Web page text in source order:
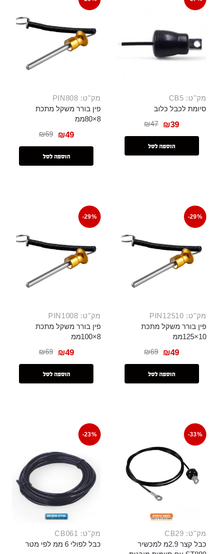
מק"ט: CB5
סיומת לכבל כלוב
₪47 ₪39
הוספה לסל
מק"ט: PIN808
פין בורר משקל מתכת
8×80ממ
₪69 ₪49
הוספה לסל
-29%
מק"ט: PIN12510
פין בורר משקל מתכת
10×125ממ
₪69 ₪49
הוספה לסל
-29%
מק"ט: PIN1008
פין בורר משקל מתכת
8×100ממ
₪69 ₪49
הוספה לסל
-33%
מק"ט: CB29
כבל קצר 2.9מ למכשיר
-23%
מק"ט: CB061
כבל לפולי 6 ממ לפי מטר